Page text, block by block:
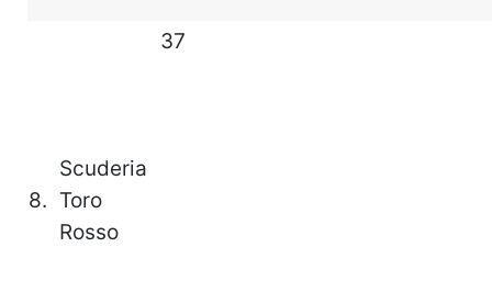
8.
Scuderia
Toro
Rosso
37